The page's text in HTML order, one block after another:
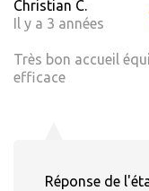
Christian C.
Il y a 3 années
Très bon accueil
efficace
Réponse de